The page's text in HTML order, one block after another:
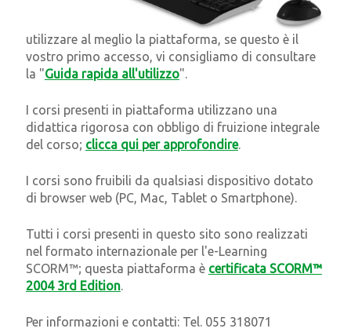
utilizzare al meglio la piattaforma, se questo è il
vostro primo accesso, vi consigliamo di consultare
la "Guida rapida all'utilizzo".
I corsi presenti in piattaforma utilizzano una
didattica rigorosa con obbligo di fruizione integrale
del corso; clicca qui per approfondire.
I corsi sono fruibili da qualsiasi dispositivo dotato
di browser web (PC, Mac, Tablet o Smartphone).
Tutti i corsi presenti in questo sito sono realizzati
nel formato internazionale per l'e-Learning
SCORM™; questa piattaforma è certificata SCORM™
2004 3rd Edition.
Per informazioni e contatti: Tel. 055 318071